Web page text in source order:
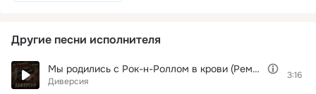
Другие песни исполнителя
Мы родились с Рок-н-Роллом в крови (Ремикс)
Диверсия
3:16